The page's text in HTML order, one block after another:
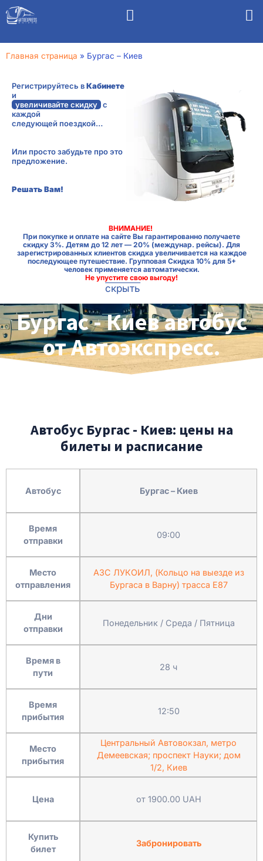
Главная страница » Бургас – Киев
Регистрируйтесь вКабинете
и
увеличивайте скидкус
каждой
следующей поездкой…
Или просто забудьте про это
предложение.
Решать Вам!
ВНИМАНИЕ!
При покупке и оплате на сайте Вы гарантированно получаете
скидку 3%. Детям до 12 лет — 20% (междунар. рейсы). Для
зарегистрированных клиентов скидка увеличивается на каждое
последующее путешествие. Групповая Скидка 10% для 5+
человек применяется автоматически.
Не упустите свою выгоду!
скрыть
Бургас - Киев автобус
от Автоэкспресс.
Автобус Бургас - Киев: цены на
билеты и расписание
Автобус
Время
отправки
Место
отправления
Дни
отправки
Время в
пути
Время
прибытия
Место
прибытия
Цена
Купить
билет
Бургас – Киев
09:00
АЗС ЛУКОИЛ, (Кольцо на выезде из
Бургаса в Варну) трасса Е87
Понедельник / Среда / Пятница
28 ч
12:50
Центральный Автовокзал, метро
Демеевская; проспект Науки; дом
1/2, Киев
от 1900.00 UAH
Забронировать